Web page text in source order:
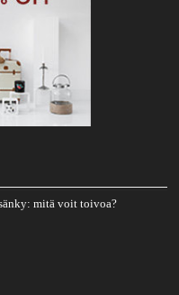
mitä voit toivoa?